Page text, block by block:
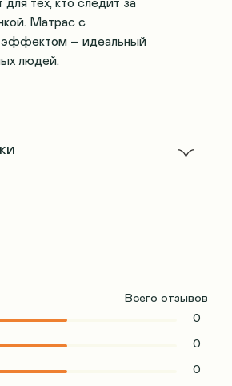
тех, кто следит за
Матрас с
эффектом – идеальный
людей.
Всего отзывов
0
0
0